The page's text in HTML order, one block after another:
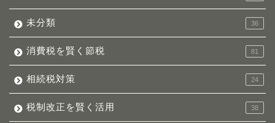
未分類 36
消費税を賢く節税 81
相続税対策 24
税制改正を賢く活用 38